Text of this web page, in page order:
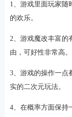
1、游戏里面玩家随
的欢乐。
2、游戏魔改丰富的
由，可好性非常高。
3、游戏的操作一点
实的二次元玩法。
4、在概率方面保持